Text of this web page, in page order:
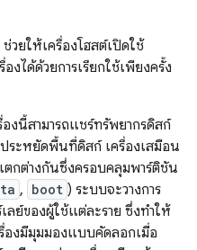
วยให้เครื่องโฮสต์เปิดใช้
ได้ด้วยการเรียกใช้เพียงครั้ง
งนี้สามารถแชร์ทรัพยากรดิสก์
ระหยัดพื้นที่ดิสก์ เครื่องเสมือน
ตกต่างกันซึ่งครอบคลุมพาร์ติชัน
, boot ) ระบบจะวางการ
ลย์ของผู้ใช้แต่ละราย ซึ่งทำให้
องมีมุมมองแบบคัดลอกเมื่อ